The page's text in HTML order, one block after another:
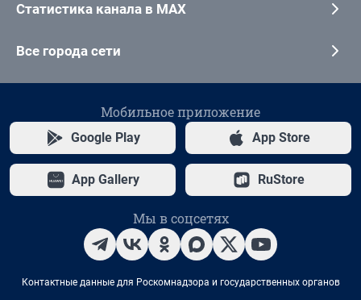
Статистика канала в MAX
Все города сети
Мобильное приложение
Google Play App Store
App Gallery RuStore
Мы в соцсетях
Контактные данные для Роскомнадзора и государственных органов